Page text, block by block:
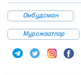
Омбудсман
Мурожаатлар